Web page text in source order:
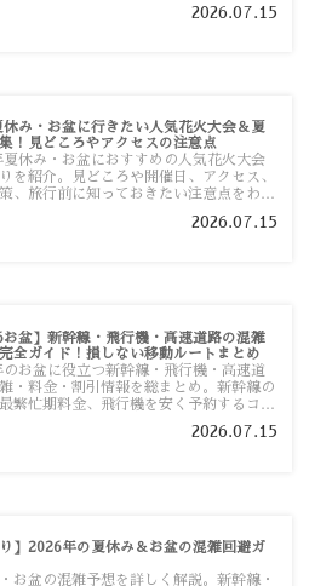
2026.07.15
休み・お盆に行きたい人気花火大会＆夏
！見どころやアクセスの注意点
夏休み・お盆におすすめの人気花火大会
を紹介。見どころや開催日、アクセス、
、旅行前に知っておきたい注意点をわか
2026.07.15
お盆】新幹線・飛行機・高速道路の混雑
全ガイド！損しない移動ルートまとめ
のお盆に役立つ新幹線・飛行機・高速道
・料金・割引情報を総まとめ。新幹線の
繁忙期料金、飛行機を安く予約するコ
法を分かりやすく解説します。2026.07.15
り】2026年の夏休み＆お盆の混雑回避ガ
お盆の混雑予想を詳しく解説。新幹線・